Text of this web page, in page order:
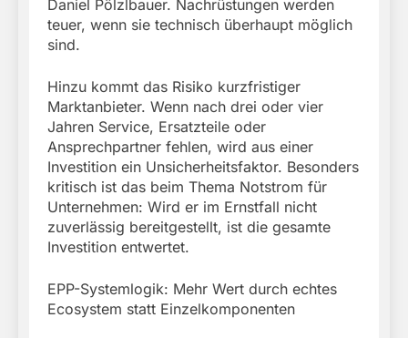
Daniel Pölzlbauer. Nachrüstungen werden
teuer, wenn sie technisch überhaupt möglich
sind.
Hinzu kommt das Risiko kurzfristiger
Marktanbieter. Wenn nach drei oder vier
Jahren Service, Ersatzteile oder
Ansprechpartner fehlen, wird aus einer
Investition ein Unsicherheitsfaktor. Besonders
kritisch ist das beim Thema Notstrom für
Unternehmen: Wird er im Ernstfall nicht
zuverlässig bereitgestellt, ist die gesamte
Investition entwertet.
EPP-Systemlogik: Mehr Wert durch echtes
Ecosystem statt Einzelkomponenten